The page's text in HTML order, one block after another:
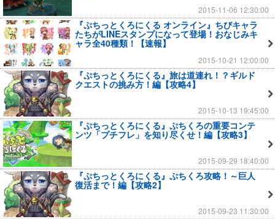
2015-11-06 12:30:00
『ぷちっとくろにくる オンライン』ちびキャラ
たちがLINEスタンプになって登場！おなじみキ
ャラ全40種類！【速報】
2015-10-21 12:00:00
『ぷちっとくろにくる』旅は道連れ！？ギルド
クエストの挑み方！編【攻略4】
2015-10-13 19:45:00
『ぷちっとくろにくる』ぷちくろの重要コンテ
ンツ「プチフレ」を知り尽くせ！編【攻略3】
2015-09-29 18:40:00
『ぷちっとくろにくる』ぷちくろ攻略！～巨人
復活まで！編【攻略2】
2015-09-23 11:30:00